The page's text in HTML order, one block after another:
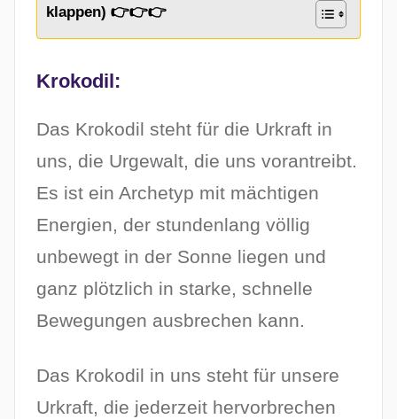
i
h
a
m
1
.
J
a
u
r
klappen) 👉👉👉
Krokodil:
Das Krokodil steht für die Urkraft in
uns, die Urgewalt, die uns vorantreibt.
Es ist ein Archetyp mit mächtigen
Energien, der stundenlang völlig
unbewegt in der Sonne liegen und
ganz plötzlich in starke, schnelle
Bewegungen ausbrechen kann.
Das Krokodil in uns steht für unsere
Urkraft, die jederzeit hervorbrechen